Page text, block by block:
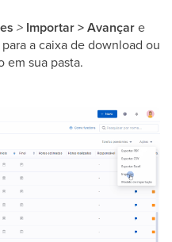
> Importar > Avançare
a caixa de download ou
em sua pasta.